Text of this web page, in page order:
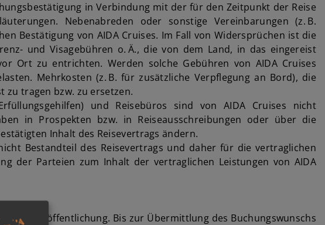
in Verbindung mit der für den Zeitpunkt der Reise
Nebenabreden oder sonstige Vereinbarungen (z. B.
Bestätigung von AIDA Cruises. Im Fall von Widersprüchen ist die
und Visagebühren o. Ä., die von dem Land, in das eingereist
Ort zu entrichten. Werden solche Gebühren von AIDA Cruises
Mehrkosten (z. B. für zusätzliche Verpflegung an Bord), die
zu tragen bzw. zu ersetzen.
und Reisebüros sind von AIDA Cruises nicht
in Prospekten bzw. in Reiseausschreibungen oder über die
Inhalt des Reisevertrags ändern.
Bestandteil des Reisevertrags und daher für die vertraglichen
der Parteien zum Inhalt der vertraglichen Leistungen von AIDA
bei Veröffentlichung. Bis zur Übermittlung des Buchungswunschs